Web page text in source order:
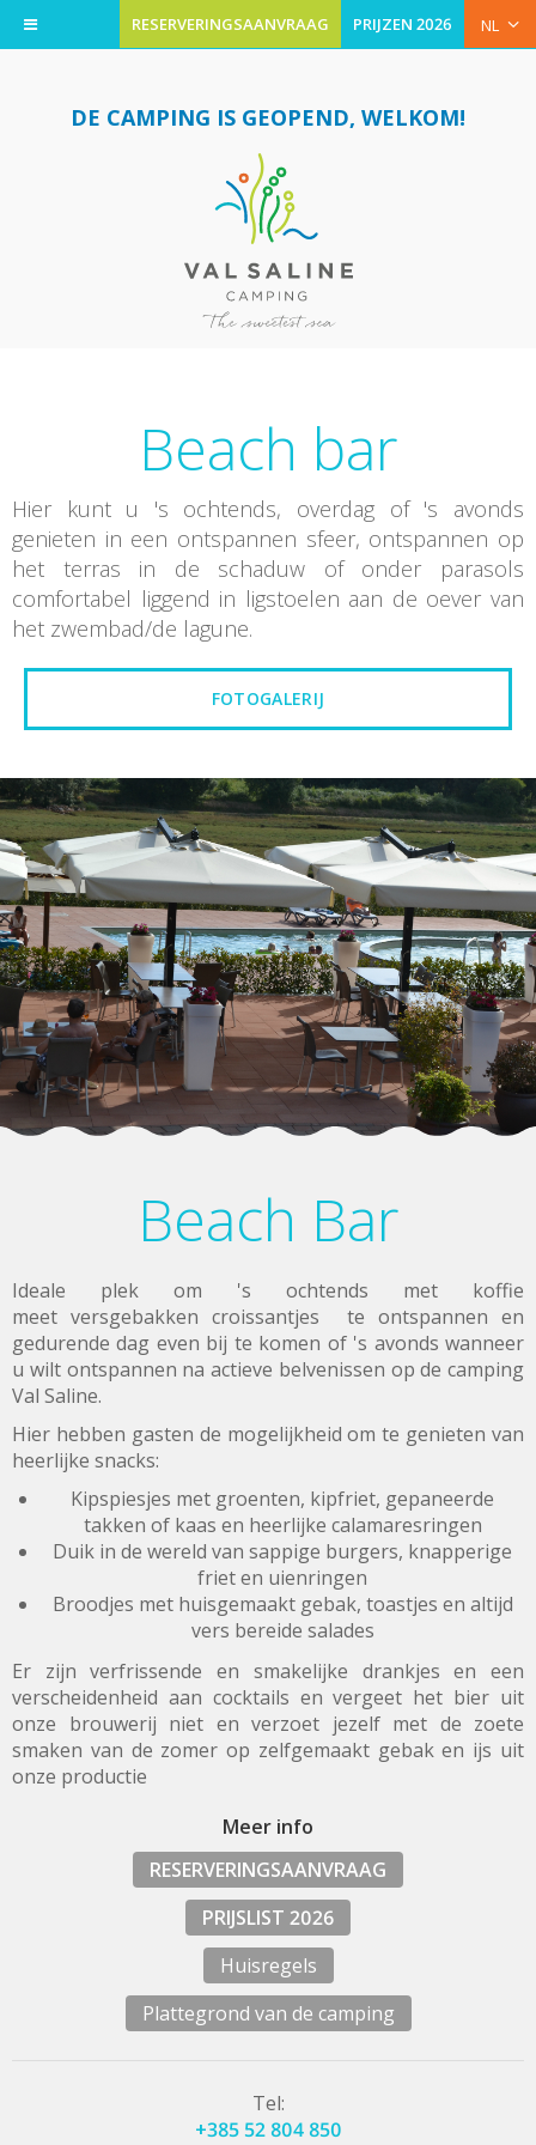
NL
PRIJZEN 2026
RESERVERINGSAANVRAAG
DE CAMPING IS GEOPEND, WELKOM!
Beach bar
Hier kunt u 's ochtends, overdag of 's avonds
genieten in een ontspannen sfeer, ontspannen op
het terras in de schaduw of onder parasols
comfortabel liggend in ligstoelen aan de oever van
het zwembad/de lagune.
FOTOGALERIJ
Beach Bar
Ideale plek om 's ochtends met koffie
meet versgebakken croissantjes te ontspannen en
gedurende dag even bij te komen of 's avonds wanneer
u wilt ontspannen na actieve belvenissen op de camping
Val Saline.
Hier hebben gasten de mogelijkheid om te genieten van
heerlijke snacks:
Kipspiesjes met groenten, kipfriet, gepaneerde
takken of kaas en heerlijke calamaresringen
Duik in de wereld van sappige burgers, knapperige
friet en uienringen
Broodjes met huisgemaakt gebak, toastjes en altijd
vers bereide salades
Er zijn verfrissende en smakelijke drankjes en een
verscheidenheid aan cocktails en vergeet het bier uit
onze brouwerij niet en verzoet jezelf met de zoete
smaken van de zomer op zelfgemaakt gebak en ijs uit
onze productie
Meer info
RESERVERINGSAANVRAAG
PRIJSLIST 2026
Huisregels
Plattegrond van de camping
Tel:
+385 52 804 850